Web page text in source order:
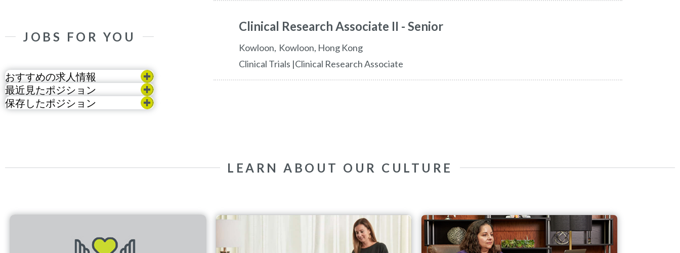
Clinical Research Associate II - Senior
kowloon Kowloon, Hong Kong
Clinical Trials |Clinical Research Associate
JOBS FOR YOU
おすすめの求人情報
最近見たポジション
保存したポジション
LEARN ABOUT OUR CULTURE